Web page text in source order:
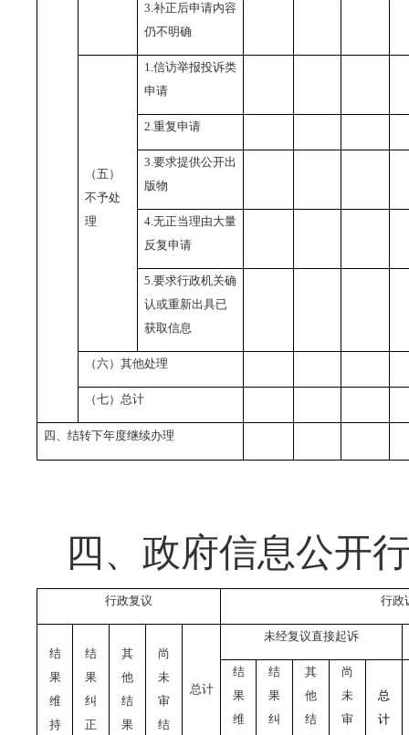
3.补正后申请内容
仍不明确
（五）
不予处
理
1.信访举报投诉类
申请
2.重复申请
3.要求提供公开出
版物
4.无正当理由大量
反复申请
5.要求行政机关确
认或重新出具已
获取信息
（六）其他处理
（七）总计
四、结转下年度继续办理
四、政府信息公开
行政复议 行政
结
果
维
持
结
果
纠
正
其
他
结
果
尚
未
审
结
总计
未经复议直接起诉
结
果
维
结
果
纠
其
他
结
尚
未
审
总
计